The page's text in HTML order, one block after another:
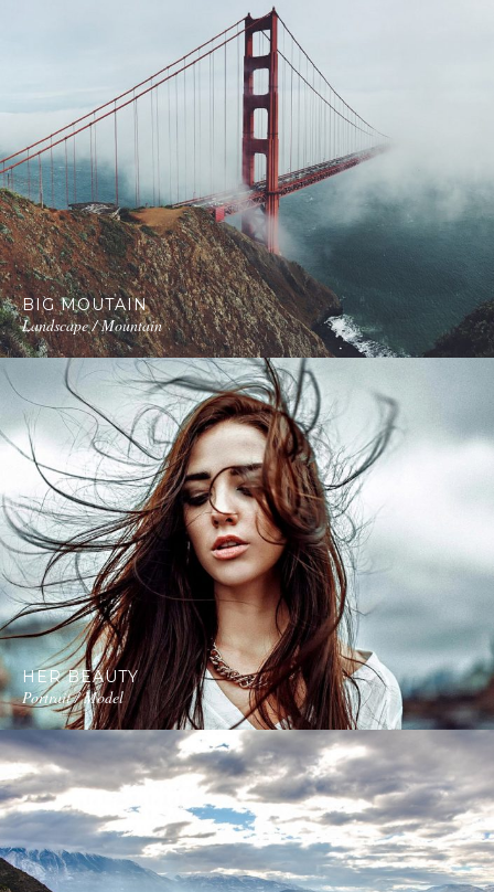
BIG MOUTAIN
Landscape / Mountain
HER BEAUTY
Portrait / Model